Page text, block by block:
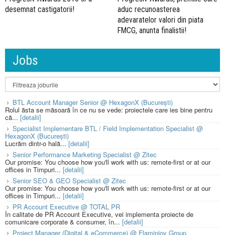
desemnat castigatorii!
aduc recunoasterea
adevaratelor valori din piata
FMCG, anunta finalistii!
Jobs
BTL Account Manager Senior @ HexagonX (București)
Rolul ăsta se măsoară în ce nu se vede: proiectele care ies bine pentru
că... [detalii]
Specialist Implementare BTL / Field Implementation Specialist @
HexagonX (București)
Lucrăm dintr-o hală...[detalii]
Senior Performance Marketing Specialist @ Zitec
Our promise: You choose how you'll work with us: remote-first or at our
offices in Timpuri... [detalii]
Senior SEO & GEO Specialist @ Zitec
Our promise: You choose how you'll work with us: remote-first or at our
offices in Timpuri... [detalii]
PR Account Executive @ TOTAL PR
În calitate de PR Account Executive, vei implementa proiecte de
comunicare corporate & consumer, în... [detalii]
Project Manager (Digital & eCommerce) @ Flaminjoy Group